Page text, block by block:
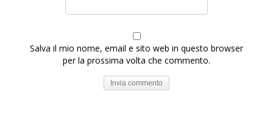
Salva il mio nome, email e sito web in questo browser
per la prossima volta che commento.